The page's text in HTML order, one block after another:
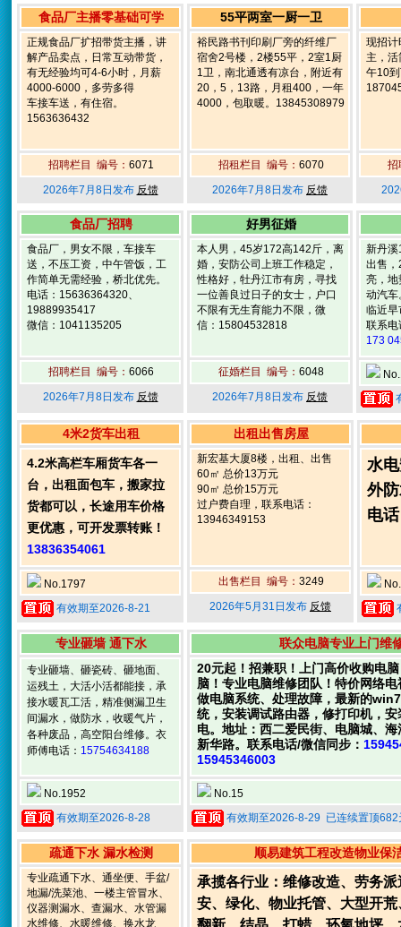
食品厂主播零基础可学
正规食品厂扩招带货主播，讲
解产品卖点，日常互动带货，
有无经验均可4-6小时，月薪
4000-6000，多劳多得
车接车送，有住宿。
1563636432
招聘栏目 编号： 6071
2026年7月8日发布 反馈
55平两室一厨一卫
裕民路书刊印刷厂旁的纤维厂
宿舍2号楼，2楼55平，2室1厨
1卫，南北通透有凉台，附近有
20，5，13路，月租400，一年
4000，包取暖。13845308979
招租栏目 编号： 6070
2026年7月8日发布 反馈
现招计
主，
午10
招
食品厂招聘
食品厂，男女不限，车接车
送，不压工资，中午管饭，工
作简单无需经验，桥北优先。
电话：15636364320、
19889935417
微信：1041135205
招聘栏目 编号： 6066
2026年7月8日发布 反馈
好男征婚
本人男，45岁172高142斤，离
婚，安防公司上班工作稳定，
性格好，牡丹江市有房，寻找
一位善良过日子的女士，户口
不限有无生育能力不限，微
信：15804532818
征婚栏目 编号： 6048
2026年7月8日发布 反馈
新丹
出售，
亮，地
动汽车
临近早
联系电
173
4米2货车出租
4.2米高栏车厢货车各一
台，出租面包车，搬家拉
货都可以，长途用车价格
更优惠，可开发票转账！
13836354061
No.1797
有效期至2026-8-21
出租出售房屋
新宏基大厦8楼，出租、出售
60㎡ 总价13万元
90㎡ 总价15万元
过户费自理，联系电话：
13946349153
出售栏目 编号： 3249
2026年5月31日发布 反馈
水
外
电
专业砸墙 通下水
专业砸墙、砸瓷砖、砸地面、
运残土，大活小活都能接，承
接水暖瓦工活，精准侧漏卫生
间漏水，做防水，收暖气片，
各种废品，高空阳台维修。衣
师傅电话： 15754634188
No.1952
有效期至2026-8-28
联众电脑专业上门维
20元起！招兼职！上门高价收购电
脑！专业电脑维修团队！特价网络
做电脑系统、处理故障，最新的
统，安装调试路由器，修打印机，
电。地址：西二爱民街、电脑城、
新华路。联系电话/微信同步：
15945346003
No.15
有效期至2026-8-29 已连续置顶682
疏通下水 漏水检测
专业疏通下水、通坐便、手盆/
地漏/洗菜池、一楼主管冒水、
仪器测漏水、查漏水、水管漏
水维修、水暖维修、换水龙
顺易建筑工程改造物业保
承揽各行业：维修改造、劳务
安、绿化、物业托管、大型开